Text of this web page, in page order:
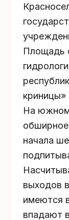
Площадь
криницы»
На южном
обширное
начала
выходов
имеются
впадают